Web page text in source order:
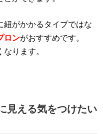
紐がかかるタイプではな
ロンがおすすめです。
ります。
見える気をつけたい